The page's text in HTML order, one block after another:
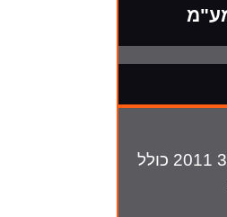
מחשב מנוע מאזדה 3 2011 כולל